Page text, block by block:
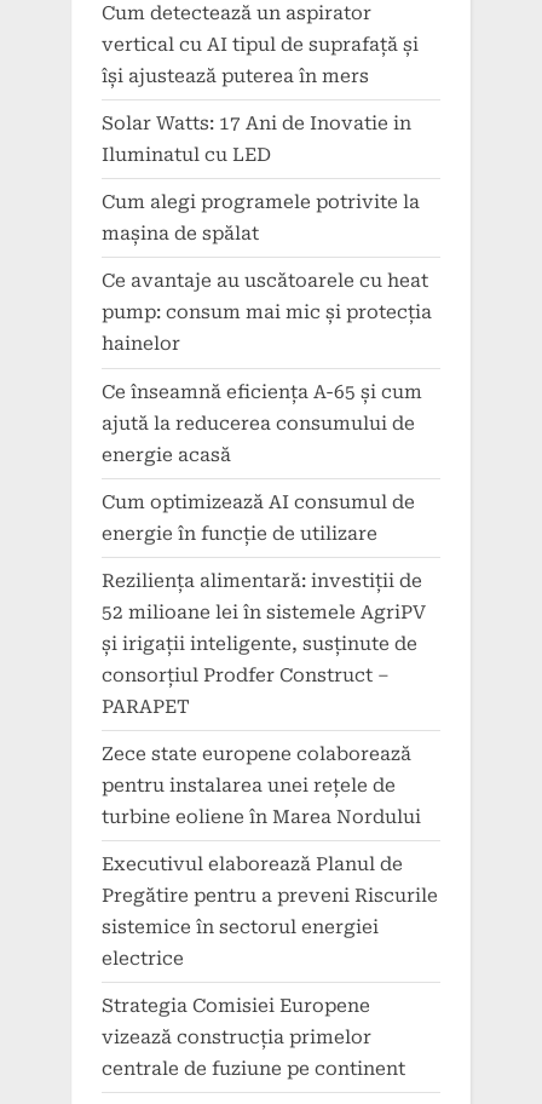
Cum detectează un aspirator
vertical cu AI tipul de suprafață și
își ajustează puterea în mers
Solar Watts: 17 Ani de Inovatie in
Iluminatul cu LED
Cum alegi programele potrivite la
mașina de spălat
Ce avantaje au uscătoarele cu heat
pump: consum mai mic și protecția
hainelor
Ce înseamnă eficiența A-65 și cum
ajută la reducerea consumului de
energie acasă
Cum optimizează AI consumul de
energie în funcție de utilizare
Reziliența alimentară: investiții de
52 milioane lei în sistemele AgriPV
și irigații inteligente, susținute de
consorțiul Prodfer Construct –
PARAPET
Zece state europene colaborează
pentru instalarea unei rețele de
turbine eoliene în Marea Nordului
Executivul elaborează Planul de
Pregătire pentru a preveni Riscurile
sistemice în sectorul energiei
electrice
Strategia Comisiei Europene
vizează construcția primelor
centrale de fuziune pe continent